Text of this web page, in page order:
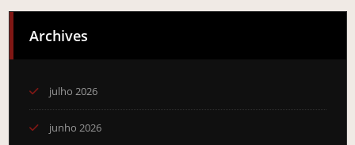
Archives
julho 2026
junho 2026